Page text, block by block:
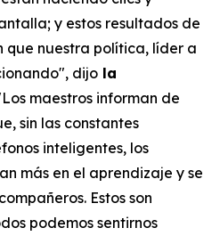
y estos resultados de
que nuestra política, líder a
dijo la
maestros informan de
sin las constantes
inteligentes, los
más en el aprendizaje y se
Estos son
podemos sentirnos